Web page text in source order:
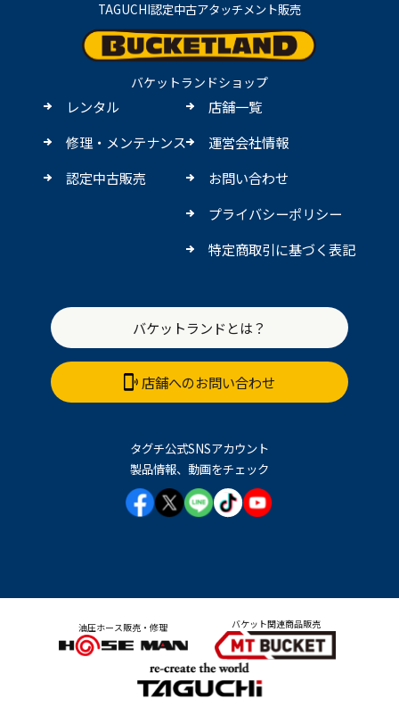
TAGUCHI認定中古アタッチメント販売
バケットランドショップ
レンタル
修理・メンテナンス
認定中古販売
店舗一覧
運営会社情報
お問い合わせ
プライバシーポリシー
特定商取引に基づく表記
バケットランドとは？
店舗へのお問い合わせ
タグチ公式SNSアカウント
製品情報、動画をチェック
油圧ホース販売・修理 バケット関連商品販売